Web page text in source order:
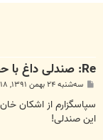
Re: صندلی داغ با حضور Farzin N
پ
ت
سه‌شنبه ۲۴ بهمن ۱۳۹۱, ۲:۱۸ ق.ظ
سپاسگزارم از اشکان
این صندلی!